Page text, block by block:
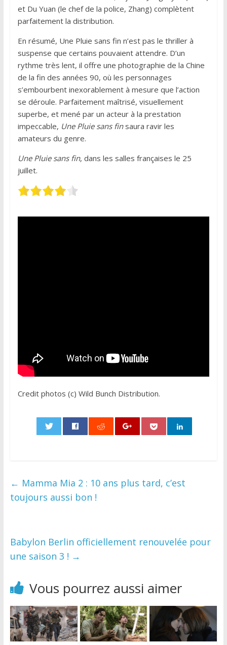
et Du Yuan (le chef de la police, Zhang) complètent
parfaitement la distribution.
En résumé, Une Pluie sans fin n’est pas le thriller à
suspense que certains pouvaient attendre. D’un
rythme très lent, il offre une photographie de la Chine
de la fin des années 90, où les personnages
s’embourbent inexorablement à mesure que l’action
se déroule. Parfaitement maîtrisé, visuellement
superbe, et mené par un acteur à la prestation
impeccable, Une Pluie sans finsaura ravir les
amateurs du genre.
Une Pluie sans fin, dans les salles françaises le 25
juillet.
Credit photos (c) Wild Bunch Distribution.
← Mamma Mia 2 : 10 ans plus tard, c’est
toujours aussi bon !
Babylon Berlin officiellement renouvelée pour
une saison 3 ! →
Vous pourrez aussi aimer